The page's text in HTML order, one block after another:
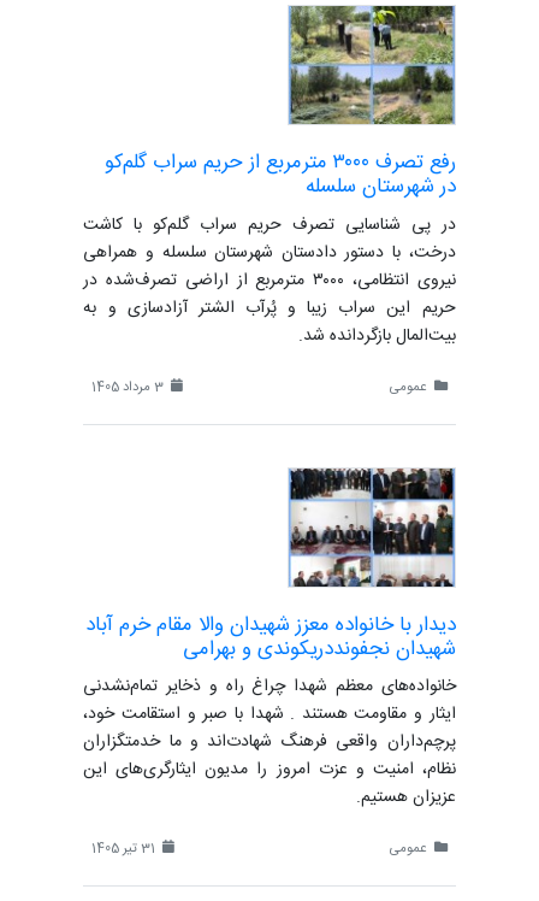
رفع تصرف ۳۰۰۰ مترمربع از حریم سراب گلم‌کو
در شهرستان سلسله
در پی شناسایی تصرف حریم سراب گلم‌کو با کاشت
درخت، با دستور دادستان شهرستان سلسله و همراهی
نیروی انتظامی، ۳۰۰۰ مترمربع از اراضی تصرف‌شده در
حریم این سراب زیبا و پُرآب الشتر آزادسازی و به
بیت‌المال بازگردانده شد.
عمومی
دیدار با خانواده معزز شهیدان والا مقام خرم آباد
شهیدان نجفونددریکوندی و بهرامی
خانواده‌های معظم شهدا چراغ راه و ذخایر تمام‌نشدنی
ایثار و مقاومت هستند . شهدا با صبر و استقامت خود،
پرچم‌داران واقعی فرهنگ شهادت‌اند و ما خدمتگزاران
نظام، امنیت و عزت امروز را مدیون ایثارگری‌های این
عزیزان هستیم.
عمومی